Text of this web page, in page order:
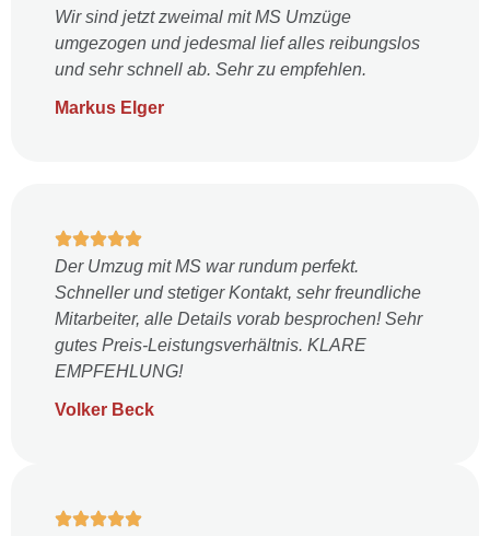
Wir sind jetzt zweimal mit MS Umzüge
umgezogen und jedesmal lief alles reibungslos
und sehr schnell ab. Sehr zu empfehlen.
Markus Elger
Der Umzug mit MS war rundum perfekt.
Schneller und stetiger Kontakt, sehr freundliche
Mitarbeiter, alle Details vorab besprochen! Sehr
gutes Preis-Leistungsverhältnis. KLARE
EMPFEHLUNG!
Volker Beck